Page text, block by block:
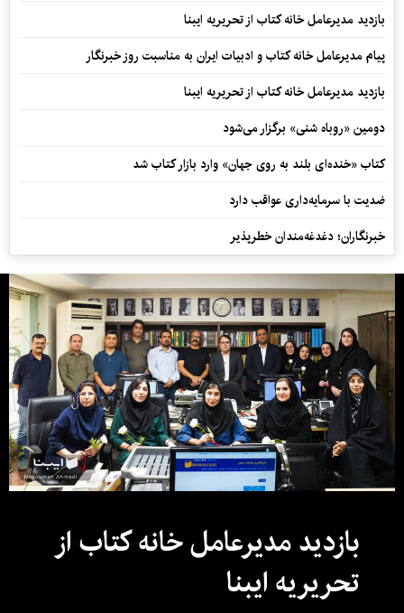
بازدید مدیرعامل خانه کتاب از تحریریه ایبنا
پیام مدیرعامل خانه کتاب و ادبیات ایران به مناسبت روز خبرنگار
بازدید مدیرعامل خانه کتاب از تحریریه ایبنا
دومین «روباه شنی» برگزار می‌شود
کتاب «خنده‌ای بلند به روی جهان» وارد بازار کتاب شد
ضدیت با سرمایه‌داری عواقب دارد
خبرنگاران؛ دغدغه‌مندان خطرپذیر
بازدید مدیرعامل خانه کتاب از
تحریریه ایبنا